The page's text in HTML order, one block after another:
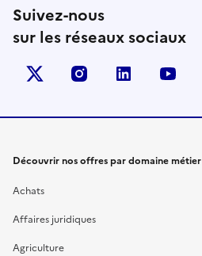
Suivez-nous
sur les réseaux sociaux
X (anciennement Twitter)
instagramlinkedin
Découvrir nos offres par domaine métier
Achats
Affaires juridiques
Agriculture